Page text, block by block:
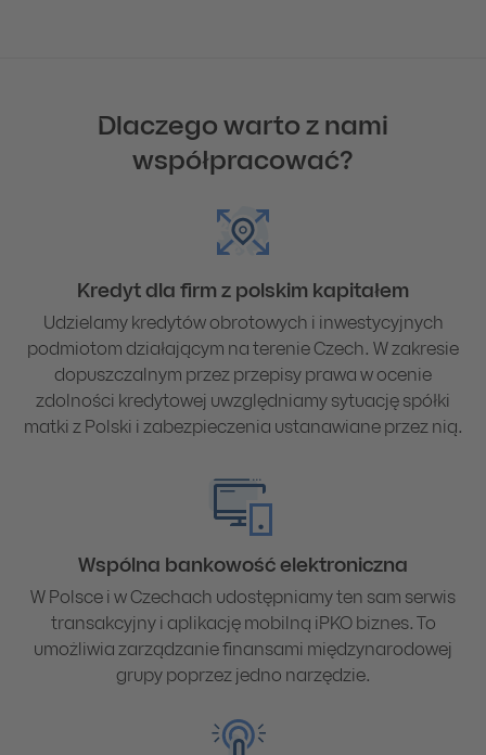
Dlaczego warto z nami
współpracować?
Kredyt dla firm z polskim kapitałem
Udzielamy kredytów obrotowych i inwestycyjnych
podmiotom działającym na terenie Czech. W zakresie
dopuszczalnym przez przepisy prawa w ocenie
zdolności kredytowej uwzględniamy sytuację spółki
matki z Polski i zabezpieczenia ustanawiane przez nią.
Wspólna bankowość elektroniczna
W Polsce i w Czechach udostępniamy ten sam serwis
transakcyjny i aplikację mobilną iPKO biznes. To
umożliwia zarządzanie finansami międzynarodowej
grupy poprzez jedno narzędzie.